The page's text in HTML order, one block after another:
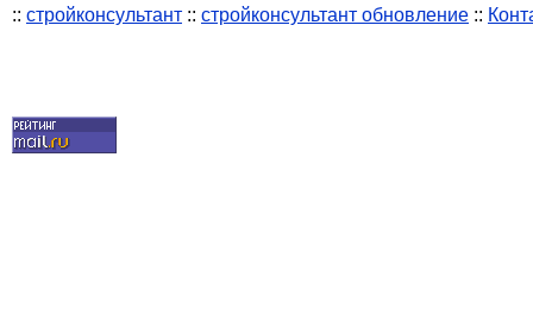
:: стройконсультант :: стройконсультант обновление ::